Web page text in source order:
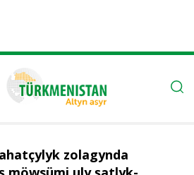
zolagynda